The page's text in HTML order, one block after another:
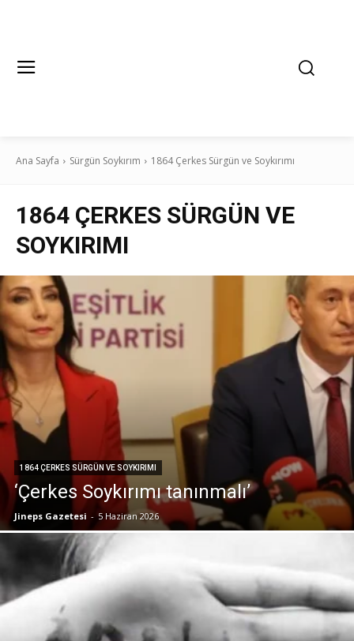
Ana Sayfa Sürgün Soykırım 1864 Çerkes Sürgün ve Soykırımı
1864 ÇERKES SÜRGÜN VE
SOYKIRIMI
1864 ÇERKES SÜRGÜN VE SOYKIRIMI
‘Çerkes Soykırımı tanınmalı’
Jineps Gazetesi - 5 Haziran 2026